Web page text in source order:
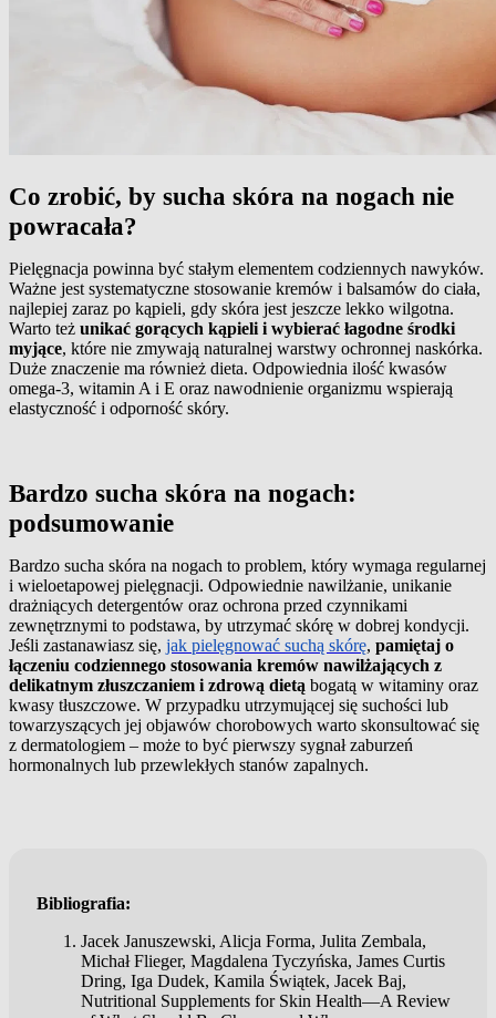
Co zrobić, by sucha skóra na nogach nie
powracała?
Pielęgnacja powinna być stałym elementem codziennych nawyków.
Ważne jest systematyczne stosowanie kremów i balsamów do ciała,
najlepiej zaraz po kąpieli, gdy skóra jest jeszcze lekko wilgotna.
Warto też unikać gorących kąpieli i wybierać łagodne środki
myjące, które nie zmywają naturalnej warstwy ochronnej naskórka.
Duże znaczenie ma również dieta. Odpowiednia ilość kwasów
omega‑3, witamin A i E oraz nawodnienie organizmu wspierają
elastyczność i odporność skóry.
Bardzo sucha skóra na nogach:
podsumowanie
Bardzo sucha skóra na nogach to problem, który wymaga regularnej
i wieloetapowej pielęgnacji. Odpowiednie nawilżanie, unikanie
drażniących detergentów oraz ochrona przed czynnikami
zewnętrznymi to podstawa, by utrzymać skórę w dobrej kondycji.
Jeśli zastanawiasz się, jak pielęgnować suchą skórę, pamiętaj o
łączeniu codziennego stosowania kremów nawilżających z
delikatnym złuszczaniem i zdrową dietą bogatą w witaminy oraz
kwasy tłuszczowe. W przypadku utrzymującej się suchości lub
towarzyszących jej objawów chorobowych warto skonsultować się
z dermatologiem – może to być pierwszy sygnał zaburzeń
hormonalnych lub przewlekłych stanów zapalnych.
Bibliografia:
Jacek Januszewski, Alicja Forma, Julita Zembala,
Michał Flieger, Magdalena Tyczyńska, James Curtis
Dring, Iga Dudek, Kamila Świątek, Jacek Baj,
Nutritional Supplements for Skin Health—A Review